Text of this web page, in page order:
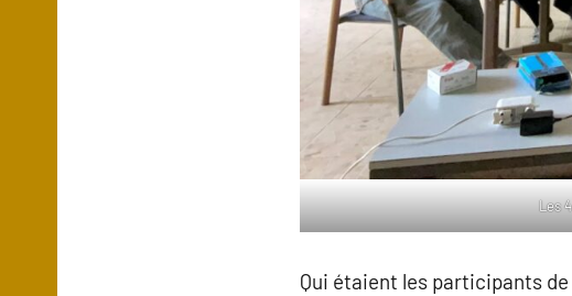
Les
Qui étaient les participants